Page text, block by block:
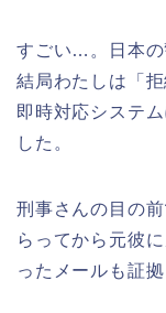
すごい…。日本の
結局わたしは「
即時対応システ
した。
刑事さんの目の
らってから元彼
ったメールも証